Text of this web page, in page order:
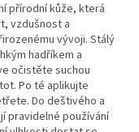
přírodní kůže, která
vzdušnost a
vývoji. Stálý
hadříkem a
očistěte suchou
Po té aplikujte
Do deštivého a
pravidelné používání